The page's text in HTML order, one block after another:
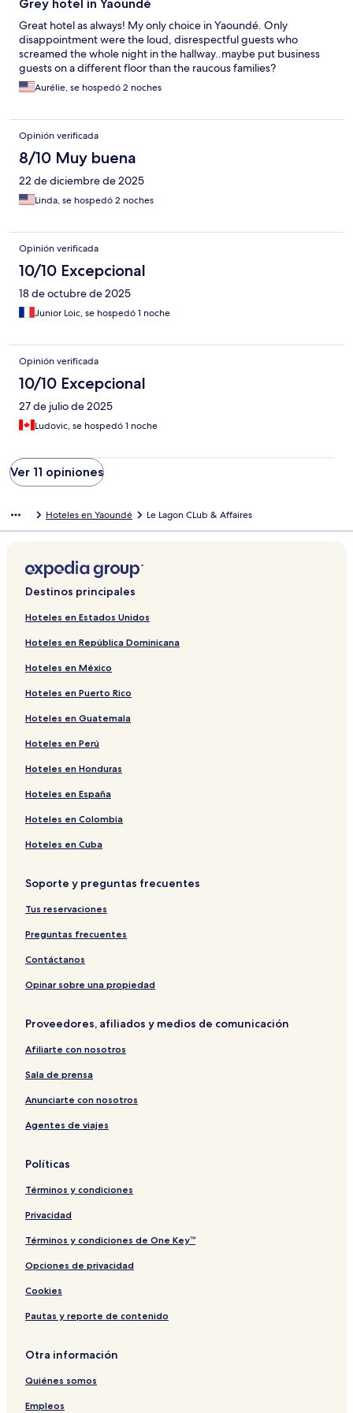
Grey hotel in Yaoundé
Great hotel as always! My only choice in Yaoundé. Only
disappointment were the loud, disrespectful guests who
screamed the whole night in the hallway..maybe put business
guests on a different floor than the raucous families?
Aurélie, se hospedó 2 noches
Opinión verificada
8/10 Muy buena
22 de diciembre de 2025
Linda, se hospedó 2 noches
Opinión verificada
10/10 Excepcional
18 de octubre de 2025
Junior Loic, se hospedó 1 noche
Opinión verificada
10/10 Excepcional
27 de julio de 2025
Ludovic, se hospedó 1 noche
Ver 11 opiniones
Hoteles en Yaoundé Le Lagon CLub & Affaires
Destinos principales
Hoteles en Estados Unidos
Hoteles en República Dominicana
Hoteles en México
Hoteles en Puerto Rico
Hoteles en Guatemala
Hoteles en Perú
Hoteles en Honduras
Hoteles en España
Hoteles en Colombia
Hoteles en Cuba
Soporte y preguntas frecuentes
Tus reservaciones
Preguntas frecuentes
Contáctanos
Opinar sobre una propiedad
Proveedores, afiliados y medios de comunicación
Afiliarte con nosotros
Sala de prensa
Anunciarte con nosotros
Agentes de viajes
Políticas
Términos y condiciones
Privacidad
Términos y condiciones de One Key™
Opciones de privacidad
Cookies
Pautas y reporte de contenido
Otra información
Quiénes somos
Empleos